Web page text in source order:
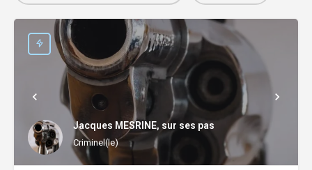
Jacques MESRINE, sur ses pas
Criminel(le)